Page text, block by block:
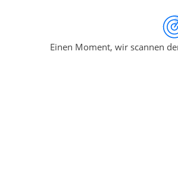
Einen Moment, wir scannen